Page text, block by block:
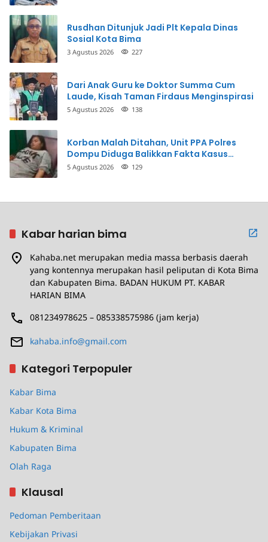
Rusdhan Ditunjuk Jadi Plt Kepala Dinas
Sosial Kota Bima
3 Agustus 2026 227
Dari Anak Guru ke Doktor Summa Cum
Laude, Kisah Taman Firdaus Menginspirasi
5 Agustus 2026 138
Korban Malah Ditahan, Unit PPA Polres
Dompu Diduga Balikkan Fakta Kasus
Penganiayaan
5 Agustus 2026 129
Kabar harian bima
Kahaba.net merupakan media massa berbasis daerah
yang kontennya merupakan hasil peliputan di Kota Bima
dan Kabupaten Bima. BADAN HUKUM PT. KABAR
HARIAN BIMA
081234978625 – 085338575986 (jam kerja)
kahaba.info@gmail.com
Kategori Terpopuler
Kabar Bima
Kabar Kota Bima
Hukum & Kriminal
Kabupaten Bima
Olah Raga
Klausal
Pedoman Pemberitaan
Kebijakan Privasi